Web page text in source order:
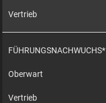
Vertrieb
FÜHRUNGSNACHWUCHS*
Oberwart
Vertrieb